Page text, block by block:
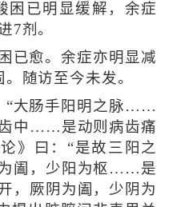
困已明显缓解，余症
7剂。
已愈。余症亦明显减
随访至今未发。
“大肠手阳明之脉……
中……是动则病齿痛
》曰：“是故三阳之
阖，少阳为枢……是
，厥阴为阖，少阴为